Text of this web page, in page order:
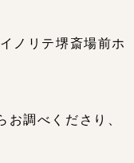
ノリテ堺斎場前ホ
お調べくださり、